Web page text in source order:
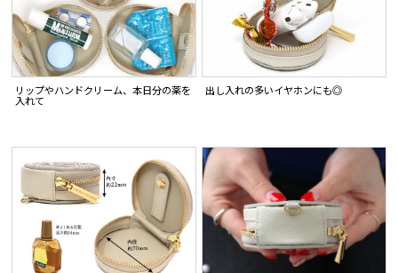
リップやハンドクリーム、本日分の薬を
入れて
出し入れの多いイヤホンにも◎